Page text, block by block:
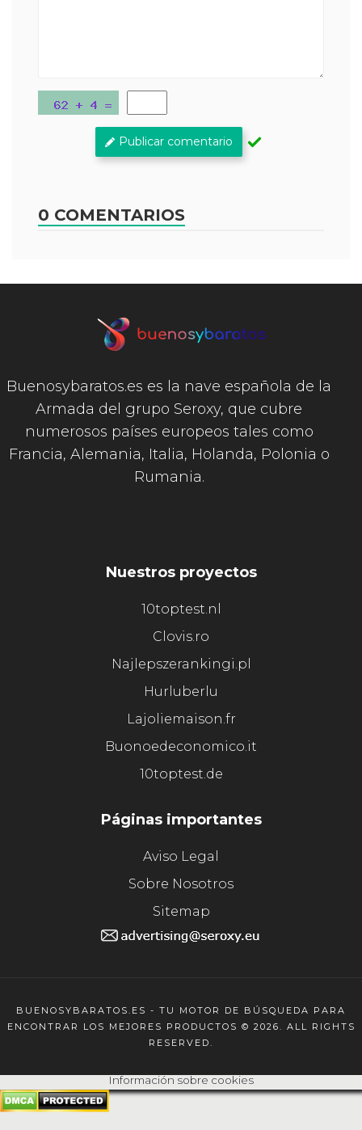
Publicar comentario
0 COMENTARIOS
Buenosybaratos.es es la nave española de la
Armada del grupo Seroxy, que cubre
numerosos países europeos tales como
Francia, Alemania, Italia, Holanda, Polonia o
Rumania.
Nuestros proyectos
10toptest.nl
Clovis.ro
Najlepszerankingi.pl
Hurluberlu
Lajoliemaison.fr
Buonoedeconomico.it
10toptest.de
Páginas importantes
Aviso Legal
Sobre Nosotros
Sitemap
BUENOSYBARATOS.ES - TU MOTOR DE BÚSQUEDA PARA
ENCONTRAR LOS MEJORES PRODUCTOS © 2026. ALL RIGHTS
RESERVED.
Información sobre cookies